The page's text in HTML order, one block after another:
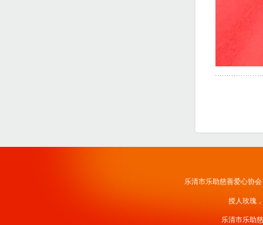
乐清市乐助慈善爱心协
授人玫瑰
乐清市乐助